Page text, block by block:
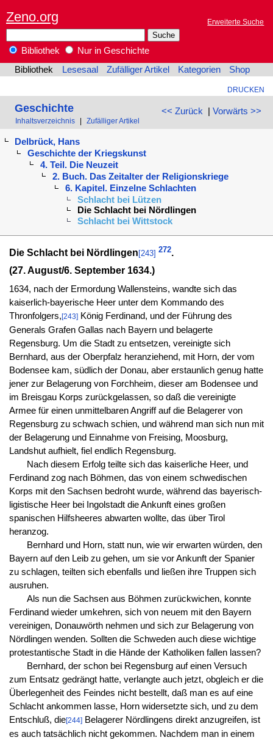
Zeno.org Erweiterte Suche
Bibliothek
Nur in Geschichte
Bibliothek
Lesesaal Zufälliger Artikel Kategorien Shop
DRUCKEN
<< Zurück | Vorwärts >>
Geschichte
Inhaltsverzeichnis Zufälliger Artikel
Delbrück, Hans
Geschichte der Kriegskunst
4. Teil. Die Neuzeit
2. Buch. Das Zeitalter der Religionskriege
6. Kapitel. Einzelne Schlachten
Schlacht bei Lützen
Die Schlacht bei Nördlingen
Schlacht bei Wittstock
Die Schlacht bei Nördlingen [243] 272.
(27. August/6. September 1634.)
1634, nach der Ermordung Wallensteins, wandte sich das
kaiserlich-bayerische Heer unter dem Kommando des
Thronfolgers,[243]König Ferdinand, und der Führung des
Generals Grafen Gallas nach Bayern und belagerte
Regensburg. Um die Stadt zu entsetzen, vereinigte sich
Bernhard, aus der Oberpfalz heranziehend, mit Horn, der vom
Bodensee kam, südlich der Donau, aber erstaunlich genug hatte
jener zur Belagerung von Forchheim, dieser am Bodensee und
im Breisgau Korps zurückgelassen, so daß die vereinigte
Armee für einen unmittelbaren Angriff auf die Belagerer von
Regensburg zu schwach schien, und während man sich nun mit
der Belagerung und Einnahme von Freising, Moosburg,
Landshut aufhielt, fiel endlich Regensburg.
Nach diesem Erfolg teilte sich das kaiserliche Heer, und
Ferdinand zog nach Böhmen, das von einem schwedischen
Korps mit den Sachsen bedroht wurde, während das bayerisch-
ligistische Heer bei Ingolstadt die Ankunft eines großen
spanischen Hilfsheeres abwarten wollte, das über Tirol
heranzog.
Bernhard und Horn, statt nun, wie wir erwarten würden, den
Bayern auf den Leib zu gehen, um sie vor Ankunft der Spanier
zu schlagen, teilten sich ebenfalls und ließen ihre Truppen sich
ausruhen.
Als nun die Sachsen aus Böhmen zurückwichen, konnte
Ferdinand wieder umkehren, sich von neuem mit den Bayern
vereinigen, Donauwörth nehmen und sich zur Belagerung von
Nördlingen wenden. Sollten die Schweden auch diese wichtige
protestantische Stadt in die Hände der Katholiken fallen lassen?
Bernhard, der schon bei Regensburg auf einen Versuch
zum Entsatz gedrängt hatte, verlangte auch jetzt, obgleich er die
Überlegenheit des Feindes nicht bestellt, daß man es auf eine
Schlacht ankommen lasse, Horn widersetzte sich, und zu dem
Entschluß, die[244]Belagerer Nördlingens direkt anzugreifen, ist
es auch tatsächlich nicht gekommen. Nachdem man in einem